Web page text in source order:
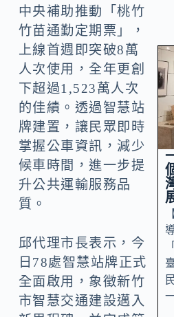
中央補助推動「桃竹
竹苗通勤定期票」，
上線首週即突破8萬
人次使用，全年更創
下超過1,523萬人次
的佳績。透過智慧站
牌建置，讓民眾即時
掌握公車資訊，減少
候車時間，進一步提
升公共運輸服務品
質。
邱代理市長表示，今
日78處智慧站牌正式
全面啟用，象徵新竹
市智慧交通建設邁入